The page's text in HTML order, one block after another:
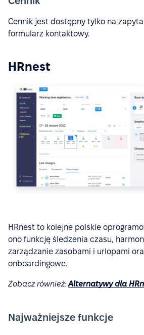
Cennik jest dostępny tylko na
formularz kontaktowy.
HRnest
HRnest to kolejne polskie
ono funkcję śledzenia czasu,
zarządzanie zasobami i urlopami
onboardingowe.
Zobacz również:Alternatywy dla
Najważniejsze funkcje